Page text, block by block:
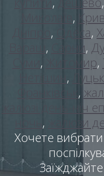
,
, Одеса,
, Сарни,
, Житомир,
Нетішин , Луцьк
,
жалюзі день-ніч
, жалюзи
Хочете вибрати